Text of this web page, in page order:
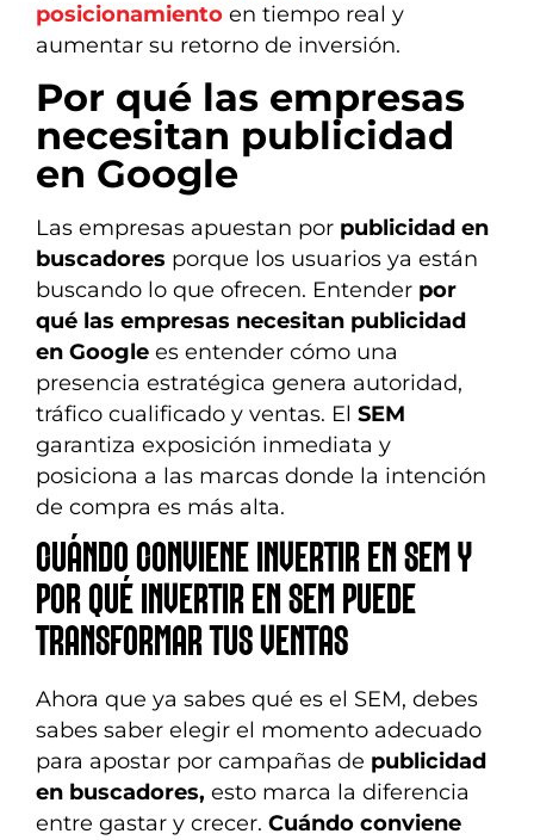
posicionamiento en tiempo real y
aumentar su retorno de inversión.
Por qué las empresas
necesitan publicidad
en Google
Las empresas apuestan por publicidad en
buscadores porque los usuarios ya están
buscando lo que ofrecen. Entender por
qué las empresas necesitan publicidad
en Google es entender cómo una
presencia estratégica genera autoridad,
tráfico cualificado y ventas. El SEM
garantiza exposición inmediata y
posiciona a las marcas donde la intención
de compra es más alta.
CUÁNDO CONVIENE INVERTIR EN SEM Y
POR QUÉ INVERTIR EN SEM PUEDE
TRANSFORMAR TUS VENTAS
Ahora que ya sabes qué es el SEM, debes
sabes saber elegir el momento adecuado
para apostar por campañas de publicidad
en buscadores, esto marca la diferencia
entre gastar y crecer. Cuándo conviene